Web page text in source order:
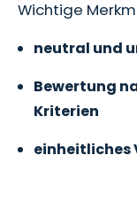
Wichtige
neutral und
Bewertung
Kriterien
einheitliches